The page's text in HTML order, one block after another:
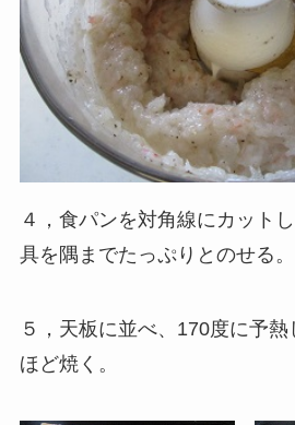
４，食パンを対角線にカット
具を隅までたっぷりとのせる。
５，天板に並べ、170度に予
ほど焼く。